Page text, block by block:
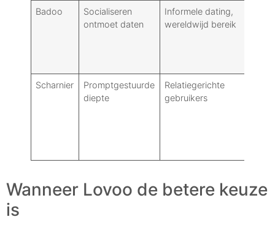
Badoo
Socialiseren
ontmoet daten
Informele dating,
wereldwijd bereik
Scharnier
Promptgestuurde
diepte
Relatiegerichte
gebruikers
Wanneer Lovoo de betere keuze
is